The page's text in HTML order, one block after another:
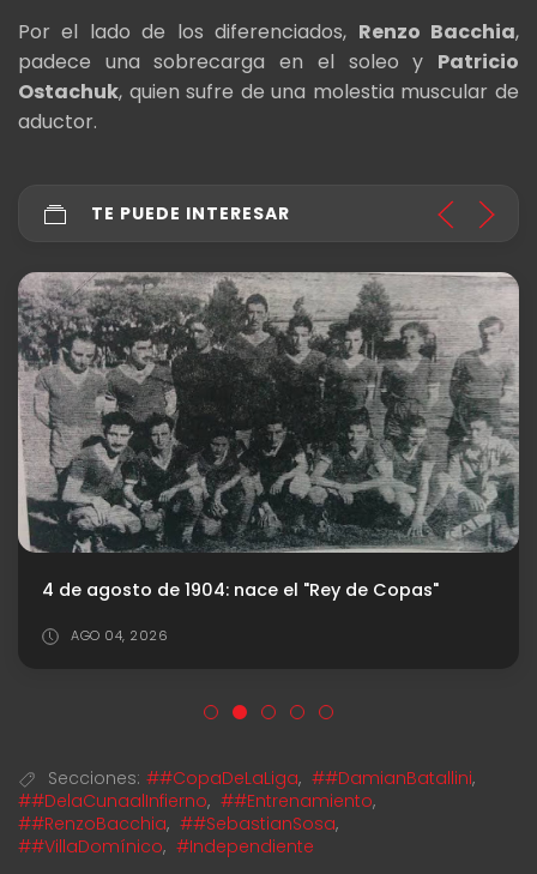
Por el lado de los diferenciados, Renzo Bacchia,
padece una sobrecarga en el soleo y Patricio
Ostachuk, quien sufre de una molestia muscular de
aductor.
TE PUEDE INTERESAR
4 de agosto de 1904: nace el "Rey de Copas"
AGO 04, 2026
Secciones: ##CopaDeLaLiga, ##DamianBatallini,
##DelaCunaalInfierno, ##Entrenamiento,
##RenzoBacchia, ##SebastianSosa,
##VillaDomínico, #Independiente